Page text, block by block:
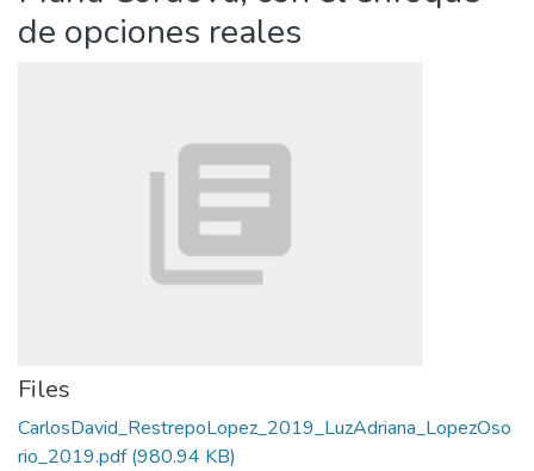
de opciones reales
Files
CarlosDavid_RestrepoLopez_2019_LuzAdriana_LopezOso
rio_2019.pdf(980.94 KB)